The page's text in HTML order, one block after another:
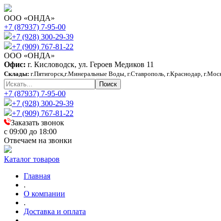
ООО «ОНДА»
+7 (87937) 7-95-00
+7 (928) 300-29-39
+7 (909) 767-81-22
ООО «ОНДА»
Офис: г. Кисловодск, ул. Героев Медиков 11
Склады: г.Пятигорск,г.Минеральные Воды, г.Ставрополь, г.Краснодар,
+7 (87937) 7-95-00
+7 (928) 300-29-39
+7 (909) 767-81-22
Заказать звонок
с 09:00 до 18:00
Отвечаем на звонки
Каталог товаров
Главная
.
О компании
.
Доставка и оплата